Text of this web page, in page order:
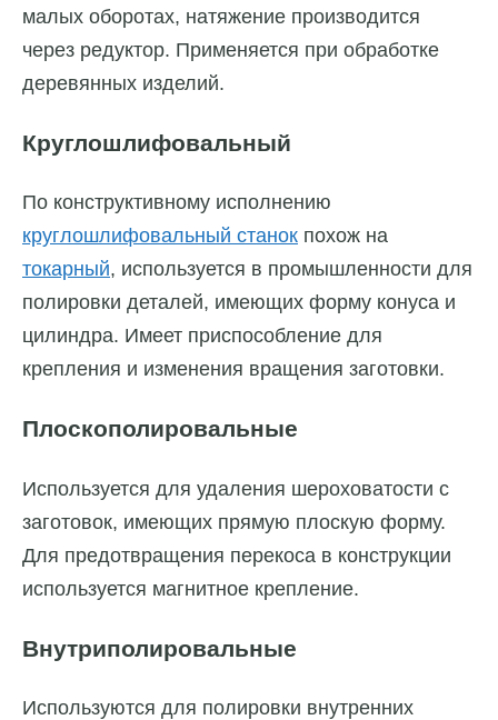
малых оборотах, натяжение производится
через редуктор. Применяется при обработке
деревянных изделий.
Круглошлифовальный
По конструктивному исполнению
круглошлифовальный станок похож на
токарный, используется в промышленности для
полировки деталей, имеющих форму конуса и
цилиндра. Имеет приспособление для
крепления и изменения вращения заготовки.
Плоскополировальные
Используется для удаления шероховатости с
заготовок, имеющих прямую плоскую форму.
Для предотвращения перекоса в конструкции
используется магнитное крепление.
Внутриполировальные
Используются для полировки внутренних